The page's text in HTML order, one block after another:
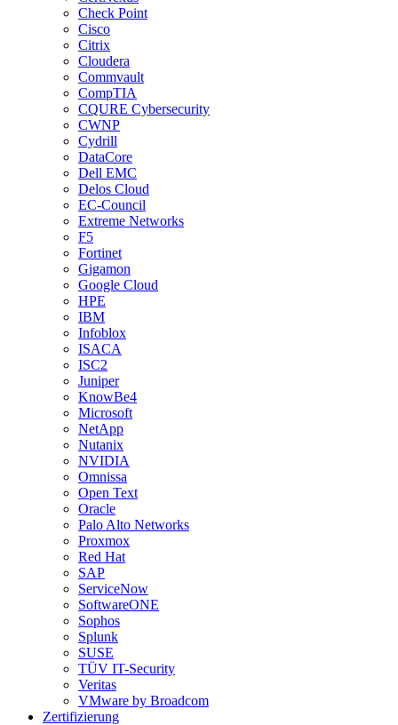
Check Point
Cisco
Citrix
Cloudera
Commvault
CompTIA
CQURE Cybersecurity
CWNP
Cydrill
DataCore
Dell EMC
Delos Cloud
EC-Council
Extreme Networks
F5
Fortinet
Gigamon
Google Cloud
HPE
IBM
Infoblox
ISACA
ISC2
Juniper
KnowBe4
Microsoft
NetApp
Nutanix
NVIDIA
Omnissa
Open Text
Oracle
Palo Alto Networks
Proxmox
Red Hat
SAP
ServiceNow
SoftwareONE
Sophos
Splunk
SUSE
TÜV IT-Security
Veritas
VMware by Broadcom
Zertifizierung